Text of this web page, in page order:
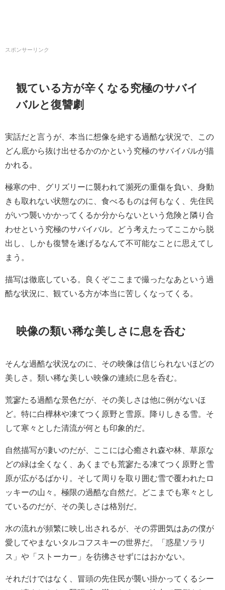
スポンサーリンク
観ている方が辛くなる究極のサバイ
バルと復讐劇
実話だと言うが、本当に想像を絶する過酷な状況で、この
どん底から抜け出せるかのかという究極のサバイバルが描
かれる。
極寒の中、 グリズリーに襲われて瀕死の重傷を負い、身動
きも取れない状態なのに、食べるものは何もなく、先住民
がいつ襲いかかってくるか分からないという危険と隣り合
わせという究極のサバイバル。どう考えたってここから脱
出し、しかも復讐を遂げるなんて不可能なことに思えてし
まう。
描写は徹底している。良くぞここまで撮ったなあという過
酷な状況に、観ている方が本当に苦しくなってくる。
映像の類い稀な美しさに息を呑む
そんな過酷な状況なのに、その映像は信じられないほどの
美しさ。類い稀な美しい映像の連続に息を呑む。
荒寥たる過酷な景色だが、その美しさは他に例がないほ
ど。特に白樺林や凍てつく原野と雪原。降りしきる雪。そ
して寒々とした清流が何とも印象的だ。
自然描写が凄いのだが、ここには心癒され森や林、草原な
どの緑は全くなく、あくまでも荒寥たる凍てつく原野と雪
原が広がるばかり。そして周りを取り囲む雪で覆われたロ
ッキーの山々。極限の過酷な自然だ。どこまでも寒々とし
ているのだが、その美しさは格別だ。
水の流れが頻繁に映し出されるが、その雰囲気はあの僕が
愛してやまないタルコフスキーの世界だ。「惑星ソラリ
ス」や「ストーカー」を彷彿させずにはおかない。
それだけではなく、冒頭の先住民が襲い掛かってくるシー